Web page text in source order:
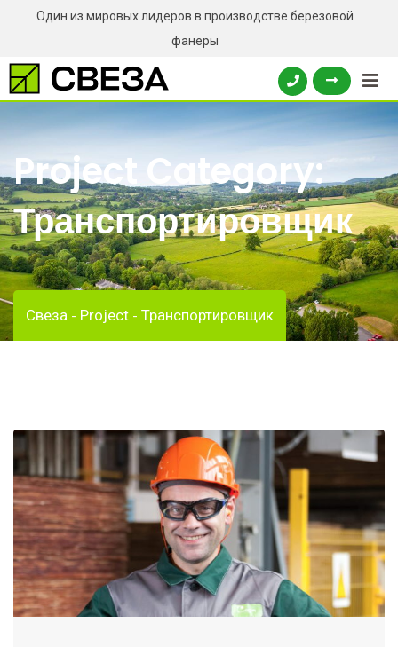
content
Один из мировых лидеров в производстве березовой
фанеры
Project Category:
Транспортировщик
Свеза - Project - Транспортировщик